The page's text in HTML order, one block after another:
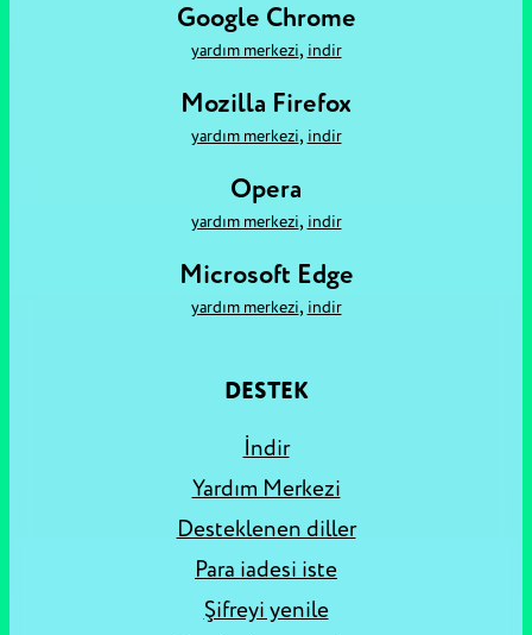
Google Chrome
yardım merkezi, i̇ndir
Mozilla Firefox
yardım merkezi, i̇ndir
Opera
yardım merkezi, i̇ndir
Microsoft Edge
yardım merkezi, i̇ndir
DESTEK
İndir
Yardım Merkezi
Desteklenen diller
Para iadesi iste
Şifreyi yenile